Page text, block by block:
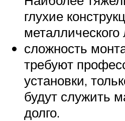
глухие
металлического
сложность
требуют
установки,
будут служить
долго.